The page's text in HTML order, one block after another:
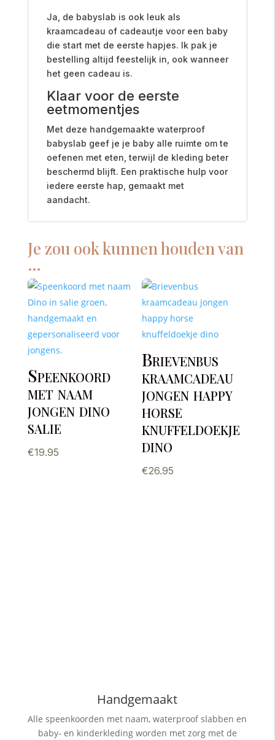
Ja, de babyslab is ook leuk als
kraamcadeau of cadeautje voor een baby
die start met de eerste hapjes. Ik pak je
bestelling altijd feestelijk in, ook wanneer
het geen cadeau is.
Klaar voor de eerste
eetmomentjes
Met deze handgemaakte waterproof
babyslab geef je je baby alle ruimte om te
oefenen met eten, terwijl de kleding beter
beschermd blijft. Een praktische hulp voor
iedere eerste hap, gemaakt met
aandacht.
Je zou ook kunnen houden van
…
Speenkoord
met naam
jongen dino
salie
€19.95
Brievenbus
kraamcadeau
jongen happy
horse
knuffeldoekje
dino
€26.95
Handgemaakt
Alle speenkoorden met naam, waterproof slabbenen
baby- en kinderkleding worden met zorg met de